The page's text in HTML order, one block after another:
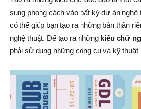
sung phong cách vào bất kỳ dự án nghệ
có thể giúp bạn tạo ra những bản thân
nghệ thuật. Để tạo ra những kiểu chữ
phải sử dụng những công cụ và kỹ thuật